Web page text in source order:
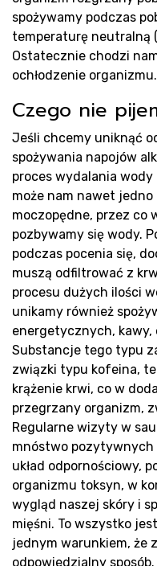
spożywamy podczas
temperaturę neutralną
Ostatecznie chodzi
ochłodzenie organizmu.
Czego nie
Jeśli chcemy uniknąć
spożywania napojów
proces wydalania
może nam nawet jedno
moczopędne, przez co
pozbywamy się wody.
podczas pocenia się,
muszą odfiltrować z
procesu dużych ilości
unikamy również
energetycznych,
Substancje tego typu
związki typu kofeina,
krążenie krwi, co w
przegrzany organizm,
Regularne wizyty w
mnóstwo pozytywnych
układ odpornościowy,
organizmu toksyn, w
wygląd naszej skóry i
mięśni. To wszystko
jednym warunkiem, że
odpowiedzialny